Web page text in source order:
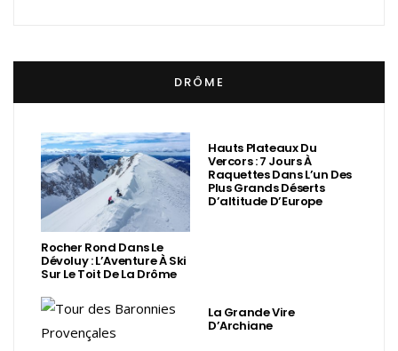
DRÔME
Rocher Rond Dans Le
Dévoluy : L’Aventure À Ski
Sur Le Toit De La Drôme
Hauts Plateaux Du
Vercors : 7 Jours À
Raquettes Dans L’un Des
Plus Grands Déserts
D’altitude D’Europe
La Grande Vire
D’Archiane